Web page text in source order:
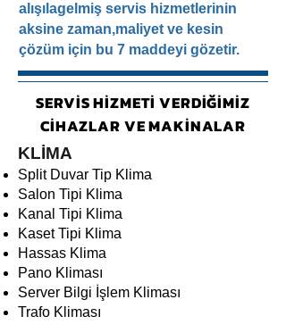
alışılagelmiş servis hizmetlerinin
aksine zaman,maliyet ve kesin
çözüm için bu 7 maddeyi gözetir.
SERVİS HİZMETİ VERDİĞİMİZ
CİHAZLAR VE MAKİNALAR
KLİMA
Split Duvar Tip Klima
Salon Tipi Klima
Kanal Tipi Klima
Kaset Tipi Klima
Hassas Klima
Pano Kliması
Server Bilgi İşlem Kliması
Trafo Kliması